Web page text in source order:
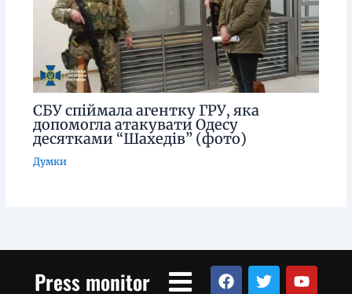
СБУ спіймала агентку ГРУ, яка
допомогла атакувати Одесу
десятками “Шахедів” (фото)
Думки
Press monitor Menu
F
a
T
w
Y
o